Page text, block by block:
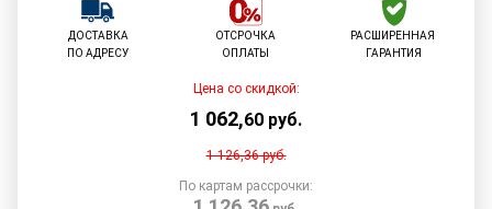
ДОСТАВКА
ПО АДРЕСУ
ОТСРОЧКА
ОПЛАТЫ
РАСШИРЕННАЯ
ГАРАНТИЯ
Цена со скидкой:
1 062,60 руб.
1 126,36руб.
По картам рассрочки: